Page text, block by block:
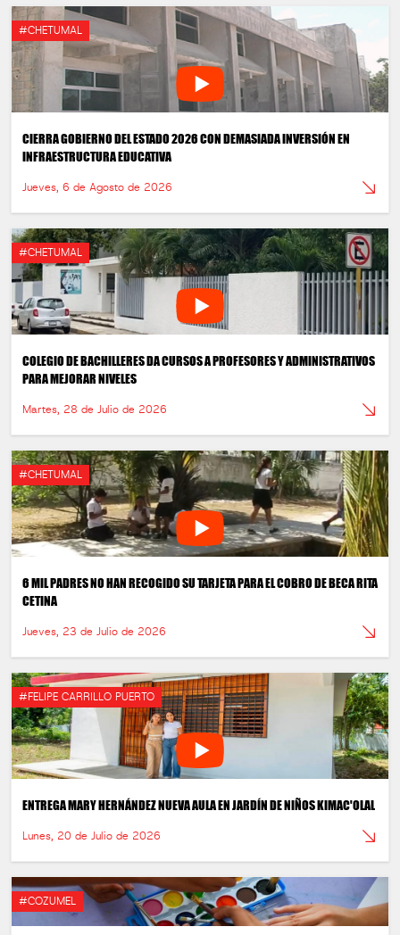
#CHETUMAL
CIERRA GOBIERNO DEL ESTADO 2026 CON DEMASIADA INVERSIÓN EN
INFRAESTRUCTURA EDUCATIVA
Jueves, 6 de Agosto de 2026
#CHETUMAL
COLEGIO DE BACHILLERES DA CURSOS A PROFESORES Y ADMINISTRATIVOS
PARA MEJORAR NIVELES
Martes, 28 de Julio de 2026
#CHETUMAL
6 MIL PADRES NO HAN RECOGIDO SU TARJETA PARA EL COBRO DE BECA RITA
CETINA
Jueves, 23 de Julio de 2026
#FELIPE CARRILLO PUERTO
ENTREGA MARY HERNÁNDEZ NUEVA AULA EN JARDÍN DE NIÑOS KIMAC'OLAL
Lunes, 20 de Julio de 2026
#COZUMEL